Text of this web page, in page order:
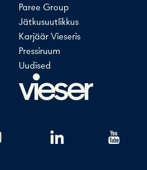
Paree Group
Jätkusuutlikkus
Karjäär Vieseris
Pressiruum
Uudised